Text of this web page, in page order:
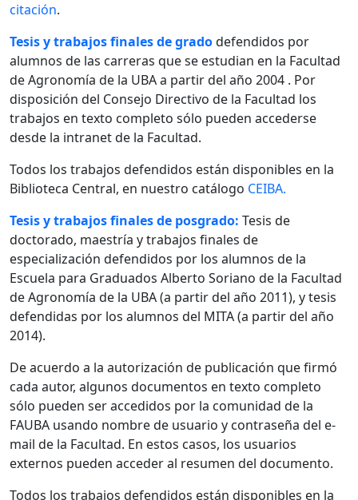
citación.
Tesis y trabajos finales de gradodefendidos por
alumnos de las carreras que se estudian en la Facultad
de Agronomía de la UBA a partir del año 2004 . Por
disposición del Consejo Directivo de la Facultad los
trabajos en texto completo sólo pueden accederse
desde la intranet de la Facultad.
Todos los trabajos defendidos están disponibles en la
Biblioteca Central, en nuestro catálogo CEIBA.
Tesis y trabajos finales de posgrado: Tesis de
doctorado, maestría y trabajos finales de
especialización defendidos por los alumnos de la
Escuela para Graduados Alberto Soriano de la Facultad
de Agronomía de la UBA (a partir del año 2011), y tesis
defendidas por los alumnos del MITA (a partir del año
2014).
De acuerdo a la autorización de publicación que firmó
cada autor, algunos documentos en texto completo
sólo pueden ser accedidos por la comunidad de la
FAUBA usando nombre de usuario y contraseña del e-
mail de la Facultad. En estos casos, los usuarios
externos pueden acceder al resumen del documento.
Todos los trabajos defendidos están disponibles en la